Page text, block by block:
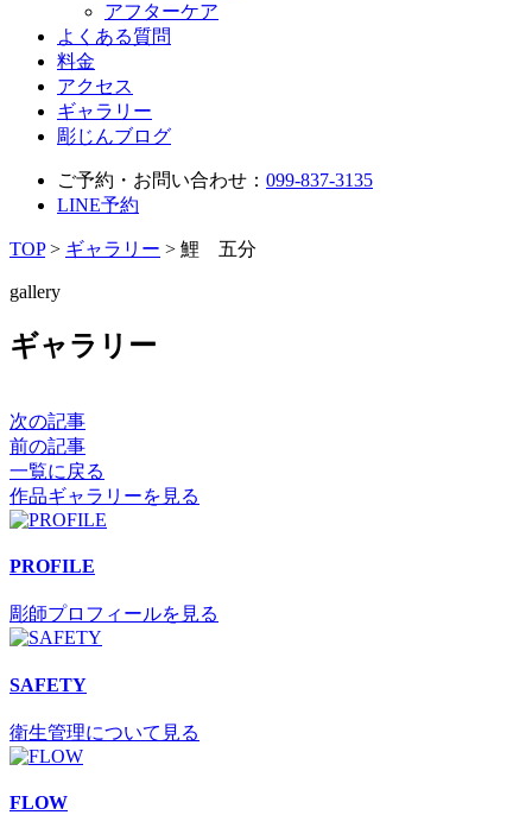
アフターケア
よくある質問
料金
アクセス
ギャラリー
彫じんブログ
ご予約・お問い合わせ： 099-837-3135
LINE予約
TOP> ギャラリー > 鯉 五分
gallery
ギャラリー
次の記事
前の記事
一覧に戻る
作品ギャラリーを見る
PROFILE
彫師プロフィールを見る
SAFETY
衛生管理について見る
FLOW